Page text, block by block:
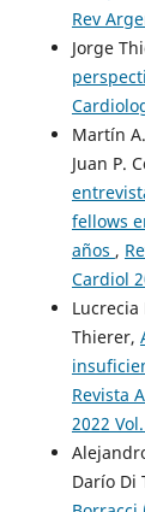
Rev
Jorge
Martín
Juan P.
fellows
años ,
Cardiol
Thierer,
Revista
2022
Darío Di